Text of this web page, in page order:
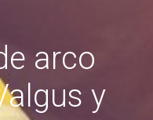
arco
y